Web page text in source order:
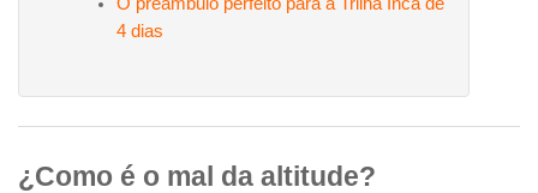
4 dias
¿Como é o mal da altitude?